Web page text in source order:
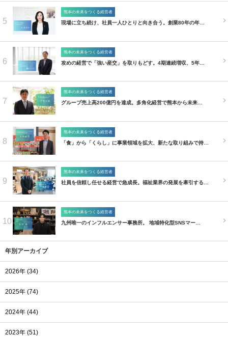
5
熊本の未来をつくる経営者
現場に立ち続け、社員一人ひとりと向き合う。創業80年の年…
6
熊本の未来をつくる経営者
攻めの経営で「強い産交」を取りもどす。4期連続増収、5年…
7
熊本の未来をつくる経営者
グループ売上高200億円を達成。多角化経営で熊本から未来…
8
熊本の未来をつくる経営者
「食」から「くらし」に事業領域を拡大、新たな取り組みで持…
9
熊本の未来をつくる経営者
社員を信頼し任せる経営で急成長。福祉業界の発展を牽引する…
10
熊本の未来をつくる経営者
九州唯一のインフルエンサー事務所。 地域特化型SNSマー…
年別アーカイブ
2026年 (34)
2025年 (74)
2024年 (44)
2023年 (51)